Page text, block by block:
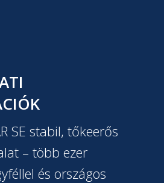
SE stabil, tőkeerős
– több ezer
és országos